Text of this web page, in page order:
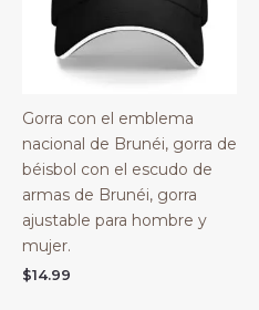
Gorra con el emblema
nacional de Brunéi, gorra de
béisbol con el escudo de
armas de Brunéi, gorra
ajustable para hombre y
mujer.
$14.99